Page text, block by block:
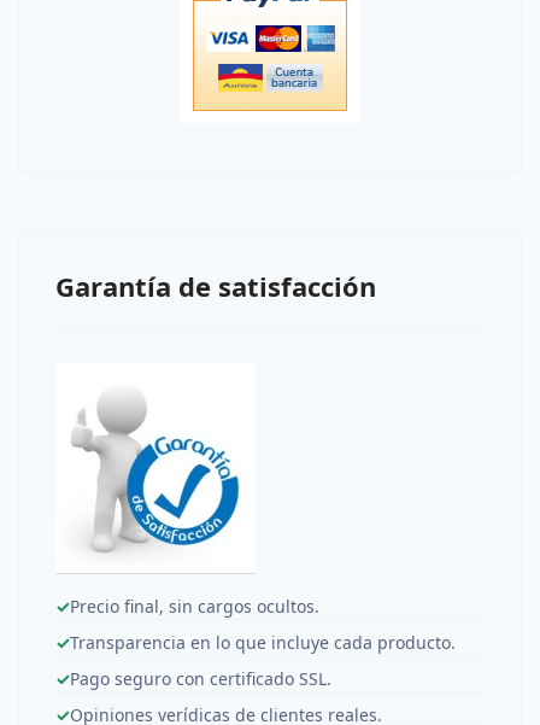
Garantía de satisfacción
✓Precio final, sin cargos ocultos.
✓Transparencia en lo que incluye cada producto.
✓Pago seguro con certificado SSL.
✓Opiniones verídicas de clientes reales.